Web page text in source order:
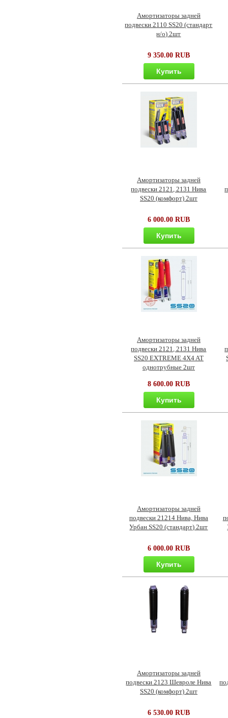
Амортизаторы задней
подвески 2110 SS20 (стандарт
н/о) 2шт
9 350.00 RUB
Купить
Амортизаторы задней
подвески 2121, 2131 Нива
SS20 (комфорт) 2шт
6 000.00 RUB
Купить
Амортизаторы задней
подвески 2121, 2131 Нива
SS20 EXTREME 4X4 AT
однотрубные 2шт
8 600.00 RUB
Купить
Амортизаторы задней
подвески 21214 Нива, Нива
Урбан SS20 (стандарт) 2шт
6 000.00 RUB
Купить
Амортизаторы задней
подвески 2123 Шевроле Нива
SS20 (комфорт) 2шт
6 530.00 RUB